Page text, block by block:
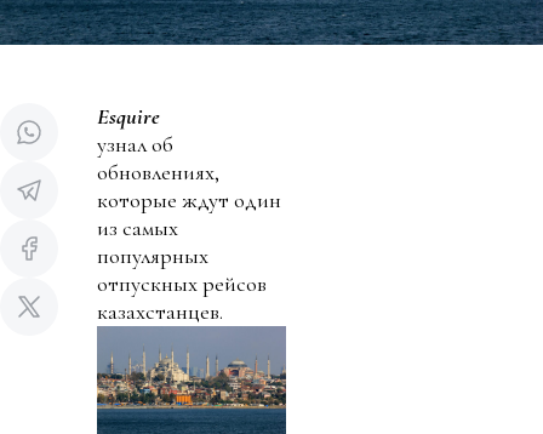
Esquire
узнал об
обновлениях,
которые ждут один
из самых
популярных
отпускных рейсов
казахстанцев.